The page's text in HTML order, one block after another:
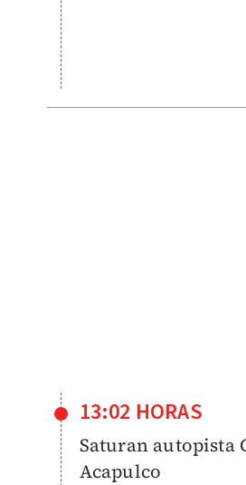
13:02 HORAS
Saturan autopista
Acapulco